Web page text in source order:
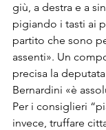
giù, a destra e a
pigiando i tasti ai
partito che sono
assenti». Un
precisa la
Bernardini «è
Per i consiglieri
invece, truffare